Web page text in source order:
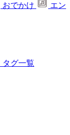
おでかけ
エン
タグ一覧